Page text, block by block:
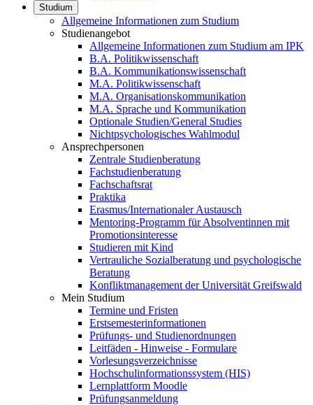
Studium
Allgemeine Informationen zum Studium
Studienangebot
Allgemeine Informationen zum Studium am IPK
B.A. Politikwissenschaft
B.A. Kommunikationswissenschaft
M.A. Politikwissenschaft
M.A. Organisationskommunikation
M.A. Sprache und Kommunikation
Optionale Studien/General Studies
Nichtpsychologisches Wahlmodul
Ansprechpersonen
Zentrale Studienberatung
Fachstudienberatung
Fachschaftsrat
Praktika
Erasmus/Internationaler Austausch
Mentoring-Programm für Absolventinnen mit
Promotionsinteresse
Studieren mit Kind
Vertrauliche Sozialberatung und psychologische
Beratung
Konfliktmanagement der Universität Greifswald
Mein Studium
Termine und Fristen
Erstsemesterinformationen
Prüfungs- und Studienordnungen
Leitfäden - Hinweise - Formulare
Vorlesungsverzeichnisse
Hochschulinformationssystem (HIS)
Lernplattform Moodle
Prüfungsanmeldung